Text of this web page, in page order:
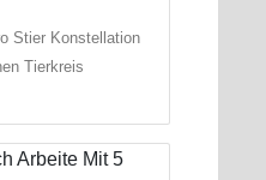
Stier Konstellation
Tierkreis